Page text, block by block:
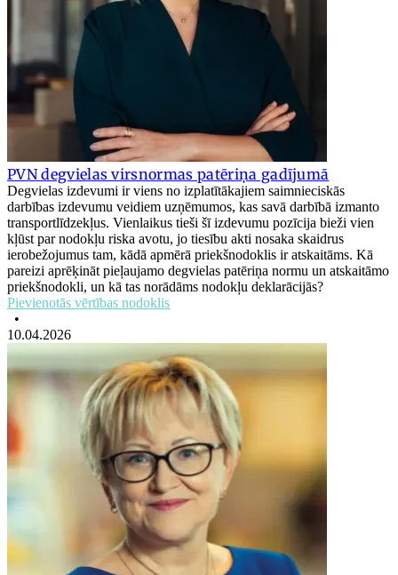
PVN degvielas virsnormas patēriņa gadījumā
Degvielas izdevumi ir viens no izplatītākajiem saimnieciskās
darbības izdevumu veidiem uzņēmumos, kas savā darbībā izmanto
transportlīdzekļus. Vienlaikus tieši šī izdevumu pozīcija bieži vien
kļūst par nodokļu riska avotu, jo tiesību akti nosaka skaidrus
ierobežojumus tam, kādā apmērā priekšnodoklis ir atskaitāms. Kā
pareizi aprēķināt pieļaujamo degvielas patēriņa normu un atskaitāmo
priekšnodokli, un kā tas norādāms nodokļu deklarācijās?
Pievienotās vērtības nodoklis
•
10.04.2026